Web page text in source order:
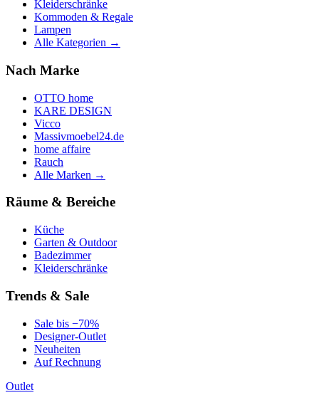
Kleiderschränke
Kommoden & Regale
Lampen
Alle Kategorien →
Nach Marke
OTTO home
KARE DESIGN
Vicco
Massivmoebel24.de
home affaire
Rauch
Alle Marken →
Räume & Bereiche
Küche
Garten & Outdoor
Badezimmer
Kleiderschränke
Trends & Sale
Sale bis −70%
Designer-Outlet
Neuheiten
Auf Rechnung
Outlet